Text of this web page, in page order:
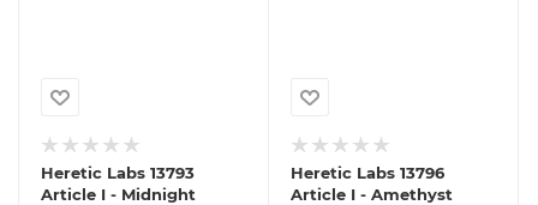
Heretic Labs 13793
Article I - Midnight
Heretic Labs 13796
Article I - Amethyst